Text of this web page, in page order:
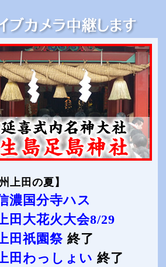
上田の夏】
濃国分寺ハス
田大花火大会8/29
田祇園祭 終了
田わっしょい 終了